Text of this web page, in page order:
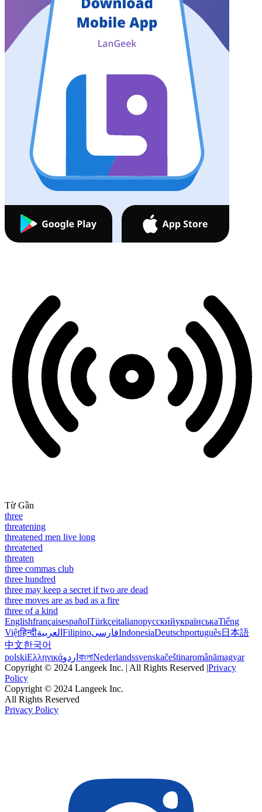
Từ Gần
three
threatening
threatened men live long
threatened
threaten
three commas club
three hundred
three may keep a secret if two are dead
three moves are as bad as a fire
three of a kind
EnglishfrançaisespañolTürkçeitalianoрусскийукраїнськаTiếng
Việtहिन्दीالعربية FilipinoفارسیIndonesiaDeutschportuguês日本語
中文한국어
polskiΕλληνικάاردو বাংলাNederlandssvenskačeštinaromânămagyar
Copyright © 2024 Langeek Inc. | All Rights Reserved |Privacy
Policy
Copyright © 2024 Langeek Inc.
All Rights Reserved
Privacy Policy